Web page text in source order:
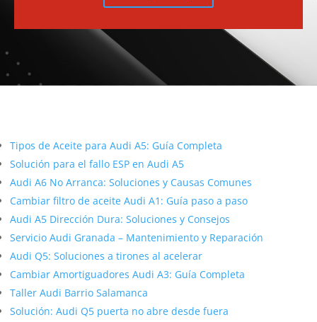
Tipos de Aceite para Audi A5: Guía Completa
Solución para el fallo ESP en Audi A5
Audi A6 No Arranca: Soluciones y Causas Comunes
Cambiar filtro de aceite Audi A1: Guía paso a paso
Audi A5 Dirección Dura: Soluciones y Consejos
Servicio Audi Granada – Mantenimiento y Reparación
Audi Q5: Soluciones a tirones al acelerar
Cambiar Amortiguadores Audi A3: Guía Completa
Taller Audi Barrio Salamanca
Solución: Audi Q5 puerta no abre desde fuera